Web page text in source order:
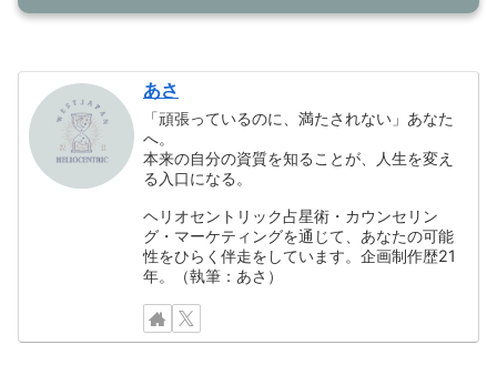
あさ
「頑張っているのに、満たされない」あなた
へ。
本来の自分の資質を知ることが、人生を変え
る入口になる。
ヘリオセントリック占星術・カウンセリン
グ・マーケティングを通じて、あなたの可能
性をひらく伴走をしています。企画制作歴21
年。（執筆：あさ）